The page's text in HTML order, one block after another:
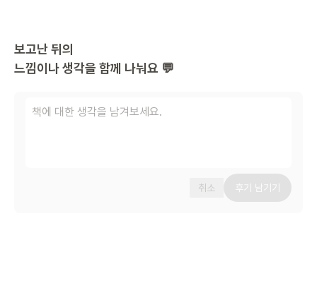
보고난 뒤의
느낌이나 생각을 함께 나눠요 💬
취소 후기 남기기